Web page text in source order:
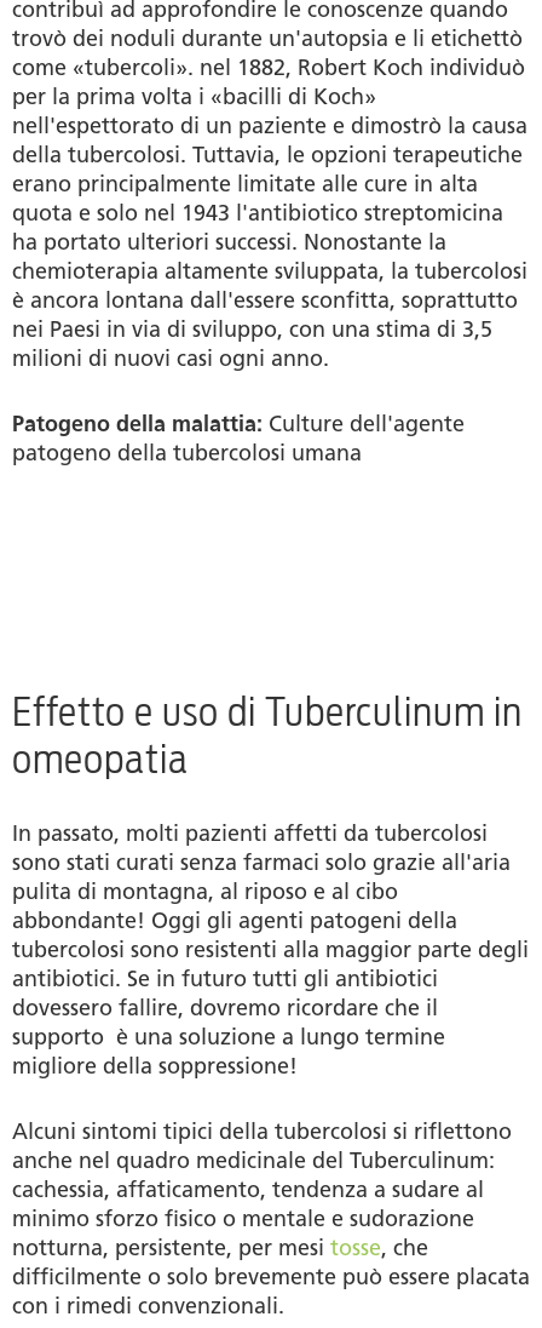
contribuì ad approfondire le conoscenze quando
trovò dei noduli durante un'autopsia e li etichettò
come «tubercoli». nel 1882, Robert Koch individuò
per la prima volta i «bacilli di Koch»
nell'espettorato di un paziente e dimostrò la causa
della tubercolosi. Tuttavia, le opzioni terapeutiche
erano principalmente limitate alle cure in alta
quota e solo nel 1943 l'antibiotico streptomicina
ha portato ulteriori successi. Nonostante la
chemioterapia altamente sviluppata, la tubercolosi
è ancora lontana dall'essere sconfitta, soprattutto
nei Paesi in via di sviluppo, con una stima di 3,5
milioni di nuovi casi ogni anno.
Patogeno della malattia: Culture dell'agente
patogeno della tubercolosi umana
Effetto e uso di Tuberculinum in
omeopatia
In passato, molti pazienti affetti da tubercolosi
sono stati curati senza farmaci solo grazie all'aria
pulita di montagna, al riposo e al cibo
abbondante! Oggi gli agenti patogeni della
tubercolosi sono resistenti alla maggior parte degli
antibiotici. Se in futuro tutti gli antibiotici
dovessero fallire, dovremo ricordare che il
supporto è una soluzione a lungo termine
migliore della soppressione!
Alcuni sintomi tipici della tubercolosi si riflettono
anche nel quadro medicinale del Tuberculinum:
cachessia, affaticamento, tendenza a sudare al
minimo sforzo fisico o mentale e sudorazione
notturna, persistente, per mesi tosse, che
difficilmente o solo brevemente può essere placata
con i rimedi convenzionali.